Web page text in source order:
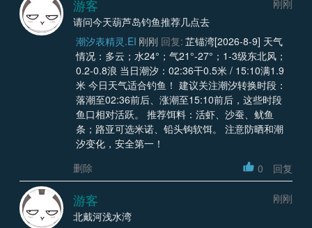
游客
刚刚
请问今天葫芦岛钓鱼推荐几点去
潮汐表精灵.EI 刚刚 回复: 芷锚湾[2026-8-9] 天气
情况：多云；水24°；气21°-27°；1-3级东北风；
0.2-0.8浪 当日潮汐：02:36干0.5米 / 15:10满1.9
米 今日天气适合钓鱼！ 建议关注潮汐转换时段：
落潮至02:36前后、涨潮至15:10前后，这些时段
鱼口相对活跃。 推荐饵料：活虾、沙蚕、鱿鱼
条；路亚可选米诺、铅头钩软饵。 注意防晒和潮
汐变化，安全第一！
删除
0 回复
游客
刚刚
北戴河浅水湾